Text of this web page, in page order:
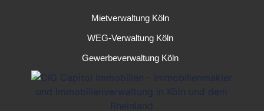
Mietverwaltung Köln
WEG-Verwaltung Köln
Gewerbeverwaltung Köln